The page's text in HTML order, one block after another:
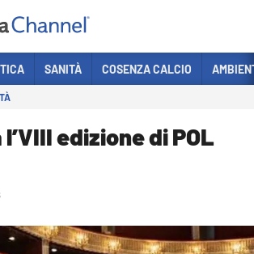
SANITÀ COSENZA CALCIO
edizione di POL